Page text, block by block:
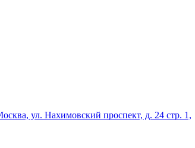
ул. Нахимовский проспект, д. 24 стр. 1,